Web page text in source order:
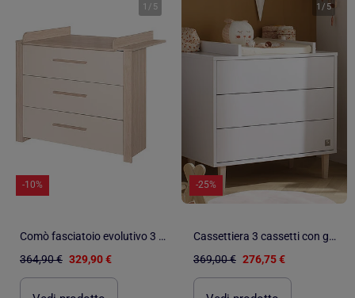
1 / 5
-10%
Comò fasciatoio evolutivo 3 cassetti "Roba Momo
364,90 € 329,90 €
1 / 5
-25%
Cassettiera 3 cassetti con gambe in - SAUTHON
369,00 € 276,75 €